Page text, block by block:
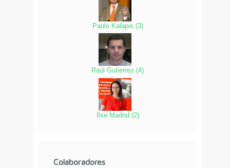
Paulo Kalapis (3)
Raúl Gutierrez (4)
Ilse Madrid (2)
Colaboradores